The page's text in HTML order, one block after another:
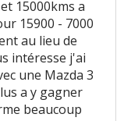
4n'aiment pas
15000kms a
15900 - 7000
au lieu de
intéresse j'ai
une Mazda 3
a y gagner
beaucoup